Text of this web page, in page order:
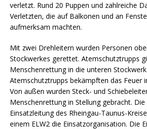
verletzt. Rund 20 Puppen und zahlreiche
Verletzten, die auf Balkonen und an
aufmerksam machten.
Mit zwei Drehleitern wurden Personen
Stockwerkes gerettet. Atemschutztrupps
Menschenrettung in die unteren
Atemschutztrupps bekämpften das Feuer
Von außen wurden Steck- und
Menschenrettung in Stellung gebracht. Die
Einsatzleitung des Rheingau-Taunus-
einem ELW2 die Einsatzorganisation. Die